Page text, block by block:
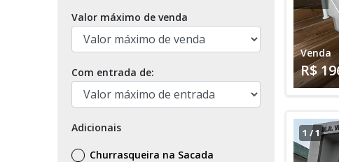
Valor máximo de venda
Com entrada de:
Adicionais
Churrasqueira na Sacada
Venda
R$
1 /1